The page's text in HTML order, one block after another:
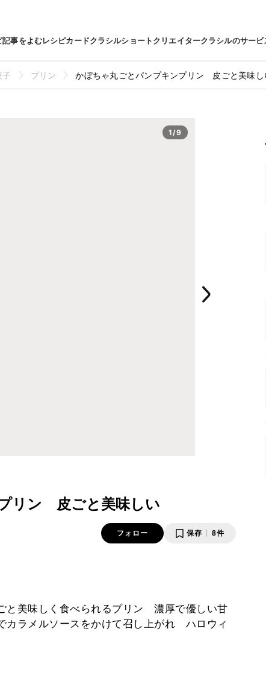
記事をよむレシピカードクラシルショートクリエイタークラシルのサービ
子 プリン かぼちゃ丸ごとパンプキンプリン 皮ごと美味し
1/9
リン 皮ごと美味しい
フォロー 保存 8件
美味しく食べられるプリン 濃厚で優しい甘
ラメルソースをかけて召し上がれ ハロウィ